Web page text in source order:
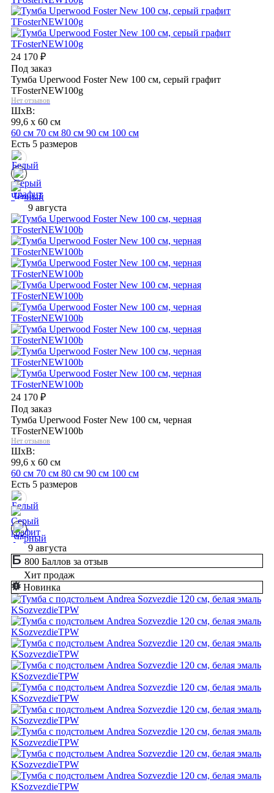
24 170 ₽
Под заказ
Тумба Uperwood Foster New 100 см, серый графит
TFosterNEW100g
Нет отзывов
ШхВ:
99,6 x 60 см
60 см 70 см 80 см 90 см 100 см
Есть 5 размеров
9 августа
24 170 ₽
Под заказ
Тумба Uperwood Foster New 100 см, черная
TFosterNEW100b
Нет отзывов
ШхВ:
99,6 x 60 см
60 см 70 см 80 см 90 см 100 см
Есть 5 размеров
9 августа
800 Баллов за отзыв
Хит продаж
Новинка